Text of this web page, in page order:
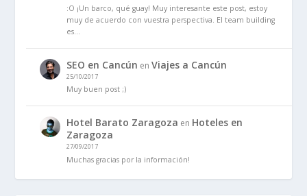
:O ¡Un barco, qué guay! Muy interesante este post, estoy
muy de acuerdo con vuestra perspectiva. El team building
es…
SEO en Cancún enViajes a Cancún
25/10/2017
Muy buen post ;)
Hotel Barato Zaragoza en Hoteles en
Zaragoza
27/09/2017
Muchas gracias por la información!